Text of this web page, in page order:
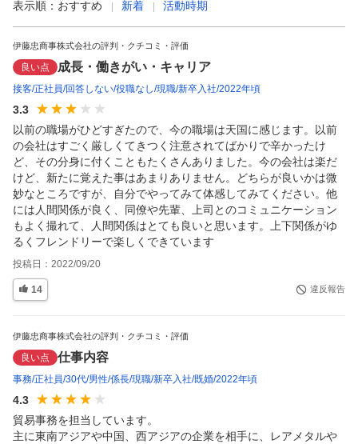
表示順： おすすめ 新着 活動時期
伊藤忠商事株式会社の評判・クチコミ・評価
良い点 成長・働きがい・キャリア
接客 正社員 回答しない 役職なし 現職 新卒入社 2022年頃
3.3
以前の職場がひどすぎたので、今の職場は天国に感じます。以前
の会社はすごく厳しくてきつく注意されてばかりで辛かったけ
ど、その分身に付くこともたくさんありました。今の会社は楽だ
けど、新たに覚えた事はあまりありません。どちらが良いかは微
妙なところですが、自分でやってみて体感してみてください。他
には人間関係が良く、同僚や先輩、上司とのコミュニケーション
もよく撮れて、人間関係はとても良いと思います。上下関係がゆ
るくフレンドリーで楽しくできています
投稿日： 2022/09/20
14 違反報告
伊藤忠商事株式会社の評判・クチコミ・評価
良い点 仕事内容
事務 正社員 30代 男性 係長 現職 新卒入社 既婚 2022年頃
4.3
貿易事務を担当しています。
主に東南アジアや中国、西アジアの企業を相手に、レアメタルや